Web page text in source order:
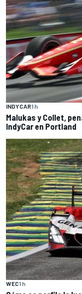
INDYCAR1 h
Malukas y Collet,
IndyCar en Portland
WEC1 h